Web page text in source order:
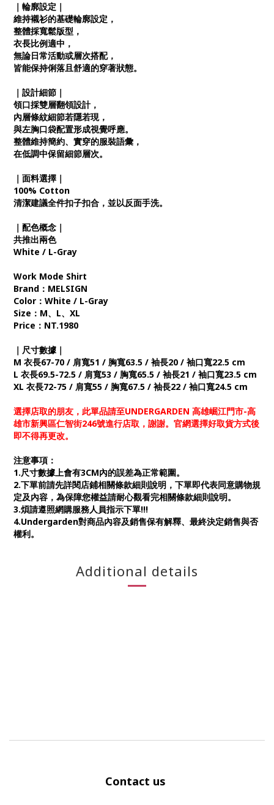
｜輪廓設定｜
維持襯衫的基礎輪廓設定，
整體採寬鬆版型，
衣長比例適中，
無論日常活動或層次搭配，
皆能保持俐落且舒適的穿著狀態。
｜設計細節｜
領口採雙層翻領設計，
內層條紋細節若隱若現，
與左胸口袋配置形成視覺呼應。
整體維持簡約、實穿的服裝語彙，
在低調中保留細節層次。
｜面料選擇｜
100% Cotton
清潔建議全件扣子扣合，並以反面手洗。
｜配色概念｜
共推出兩色
White / L-Gray
Work Mode Shirt
Brand：MELSIGN
Color：White / L-Gray
Size：M、L、XL
Price：NT.1980
｜尺寸數據｜
M 衣長67-70 / 肩寬51 / 胸寬63.5 / 袖長20 / 袖口寬22.5 cm
L 衣長69.5-72.5 / 肩寬53 / 胸寬65.5 / 袖長21 / 袖口寬23.5 cm
XL 衣長72-75 / 肩寬55 / 胸寬67.5 / 袖長22 / 袖口寬24.5 cm
選擇店取的朋友，此單品請至UNDERGARDEN 高雄崛江門市-高
雄市新興區仁智街246號進行店取，謝謝。官網選擇好取貨方式後
即不得再更改。
注意事項：
1.尺寸數據上會有3CM內的誤差為正常範圍。
2.下單前請先詳閱店鋪相關條款細則說明，下單即代表同意購物規
定及內容，為保障您權益請耐心觀看完相關條款細則說明。
3.煩請遵照網購服務人員指示下單!!!
4.Undergarden對商品內容及銷售保有解釋、最終決定銷售與否
權利。
Additional details
Contact us